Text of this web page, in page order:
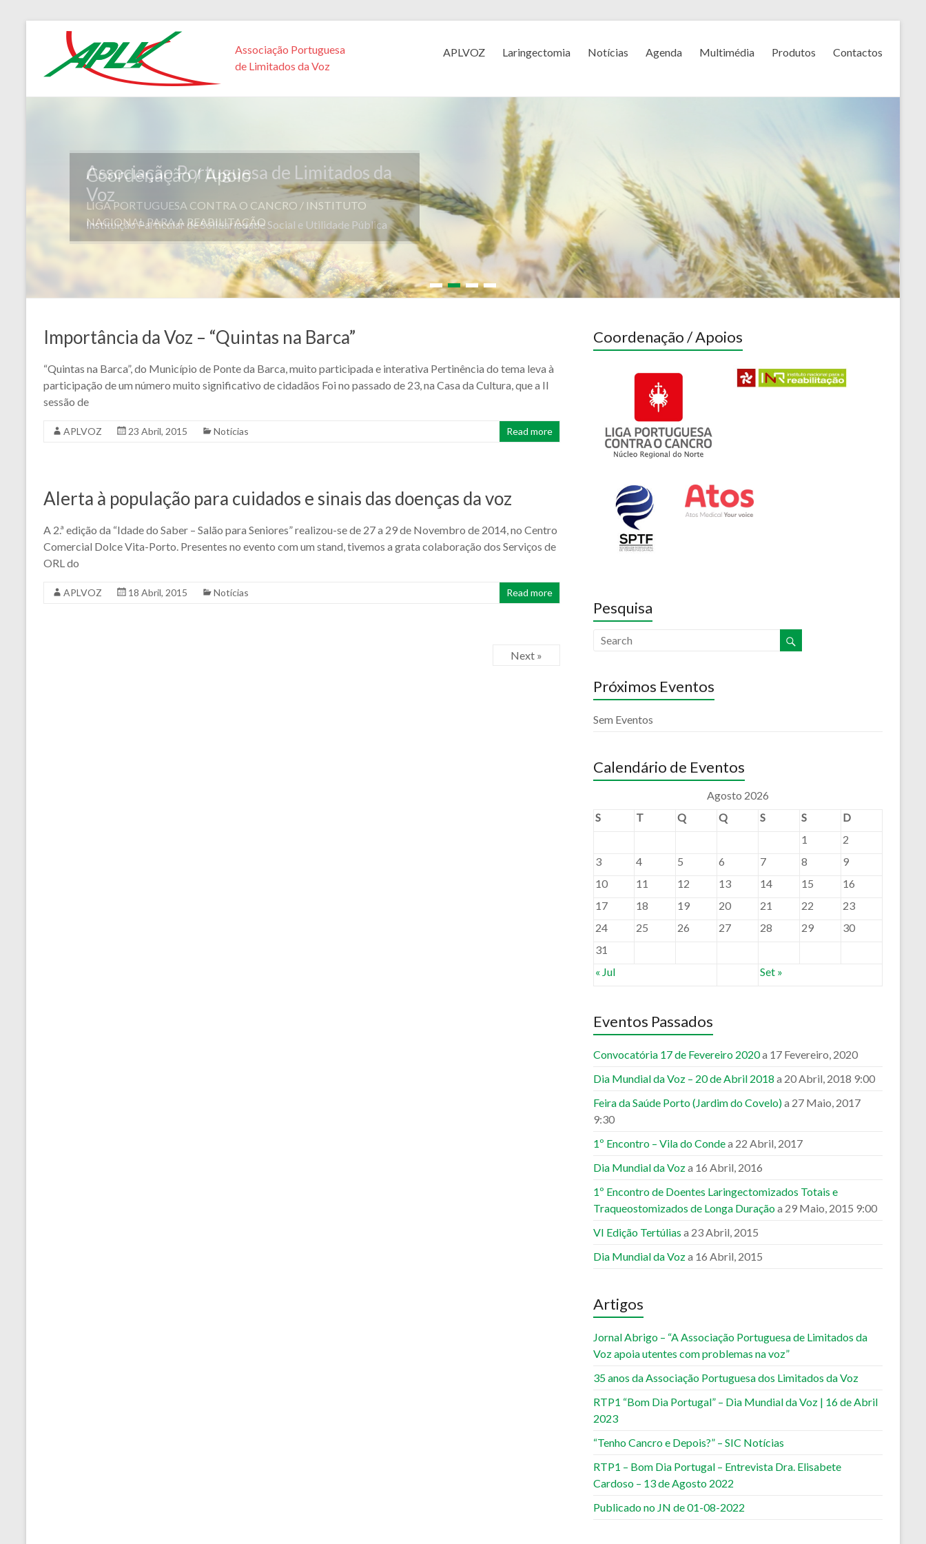
Associação Portuguesa
de Limitados da Voz
APLVOZ Laringectomia Notícias Agenda Multimédia Produtos Contactos
Associação Portuguesa de Limitados da
Voz
Instituição Particular de Solidariedade Social e Utilidade Pública
1 2 3 4
Importância da Voz – “Quintas na Barca”
“Quintas na Barca”, do Município de Ponte da Barca, muito participada e interativa Pertinência do tema leva à
participação de um número muito significativo de cidadãos Foi no passado de 23, na Casa da Cultura, que a II
sessão de
APLVOZ 23 Abril, 2015 Notícias Read more
Alerta à população para cuidados e sinais das doenças da voz
A 2.ª edição da “Idade do Saber – Salão para Seniores” realizou-se de 27 a 29 de Novembro de 2014, no Centro
Comercial Dolce Vita-Porto. Presentes no evento com um stand, tivemos a grata colaboração dos Serviços de
ORL do
APLVOZ 18 Abril, 2015 Notícias Read more
Next »
Coordenação / Apoios
Pesquisa
Próximos Eventos
Sem Eventos
Calendário de Eventos
Agosto 2026
S
T Q Q S S D
« Jul Set »
1
2
3
4 5 6 7 8
9
10
11 12 13 14 15
16
17
18 19 20 21 22
23
24
25 26 27 28 29
30
31
Eventos Passados
Convocatória 17 de Fevereiro 2020a 17 Fevereiro, 2020
Dia Mundial da Voz – 20 de Abril 2018 a 20 Abril, 2018 9:00
Feira da Saúde Porto (Jardim do Covelo)a 27 Maio, 2017
9:30
1º Encontro – Vila do Condea 22 Abril, 2017
Dia Mundial da Voza 16 Abril, 2016
1º Encontro de Doentes Laringectomizados Totais e
Traqueostomizados de Longa Duraçãoa 29 Maio, 2015 9:00
VI Edição Tertúlias a 23 Abril, 2015
Dia Mundial da Voza 16 Abril, 2015
Artigos
Jornal Abrigo – “A Associação Portuguesa de Limitados da
Voz apoia utentes com problemas na voz”
35 anos da Associação Portuguesa dos Limitados da Voz
RTP1 “Bom Dia Portugal” – Dia Mundial da Voz | 16 de Abril
2023
“Tenho Cancro e Depois?” – SIC Notícias
RTP1 – Bom Dia Portugal – Entrevista Dra. Elisabete
Cardoso – 13 de Agosto 2022
Publicado no JN de 01-08-2022